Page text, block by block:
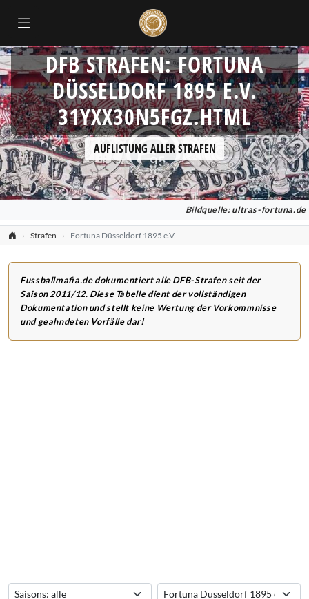
DFB STRAFEN: FORTUNA
DÜSSELDORF 1895 E.V.
31YXX30N5FGZ.HTML
AUFLISTUNG ALLER STRAFEN
Bildquelle: ultras-fortuna.de
Strafen Fortuna Düsseldorf 1895 e.V.
Fussballmafia.de dokumentiert alle DFB-Strafen seit der
Saison 2011/12. Diese Tabelle dient der vollständigen
Dokumentation und stellt keine Wertung der Vorkommnisse
und geahndeten Vorfälle dar!